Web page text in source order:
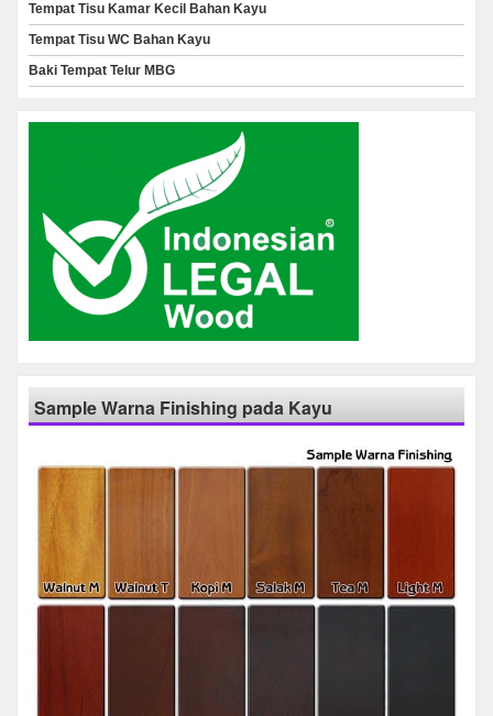
Tempat Tisu Kamar Kecil Bahan Kayu
Tempat Tisu WC Bahan Kayu
Baki Tempat Telur MBG
Sample Warna Finishing pada Kayu